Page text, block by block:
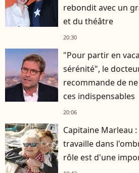
rebondit avec un
et du théâtre
20:30
"Pour partir en
sérénité", le
recommande de
ces indispensables
20:06
Capitaine Marleau
travaille dans
rôle est d'une